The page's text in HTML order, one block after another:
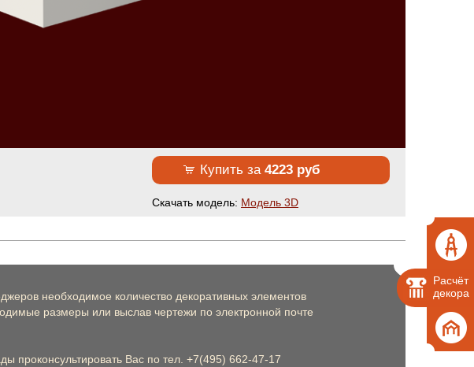
Расчёт
декора
Купить за4223 руб
Cкачать модель: Модель 3D
необходимое количество декоративных элементов
размеры или выслав чертежи по электронной почте
проконсультировать Вас по тел. +7(495) 662-47-17